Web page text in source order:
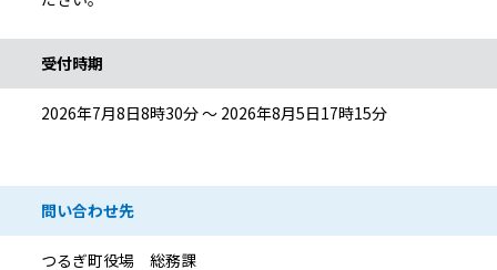
受付時期
2026年7月8日8時30分 ～ 2026年8月5日17時15分
問い合わせ先
つるぎ町役場 総務課